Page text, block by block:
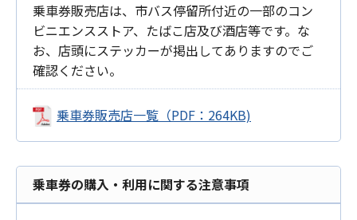
乗車券販売店は、市バス停留所付近の一部のコン
ビニエンスストア、たばこ店及び酒店等です。な
お、店頭にステッカーが掲出してありますのでご
確認ください。
乗車券販売店一覧（PDF：264KB)
乗車券の購入・利用に関する注意事項